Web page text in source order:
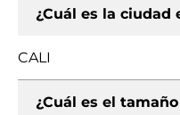
¿Cuál es la ciudad
CALI
¿Cuál es el